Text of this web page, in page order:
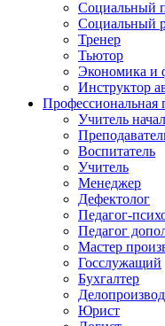
Социальный
Социальный
Тренер
Тьютор
Экономика и
Инструктор
Профессиональная
Учитель
Воспитатель
Учитель
Менеджер
Дефектолог
Педагог-
Педагог
Мастер
Госслужащий
Бухгалтер
Юрист